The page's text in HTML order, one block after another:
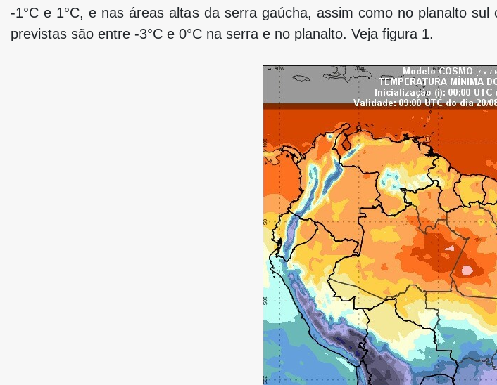
-1°C e 1°C, e nas áreas altas da serra gaúcha, assim como no planalto
previstas são entre -3°C e 0°C na serra e no planalto. Veja figura 1.